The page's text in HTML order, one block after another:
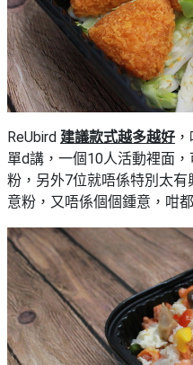
ReUbird 建議款式越多越好
單d講，一個10人活動裡面
粉，另外7位就唔係特別太
意粉，又唔係個個鍾意，咁